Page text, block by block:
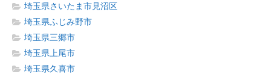
埼玉県さいたま市見沼区
埼玉県ふじみ野市
埼玉県三郷市
埼玉県上尾市
埼玉県久喜市